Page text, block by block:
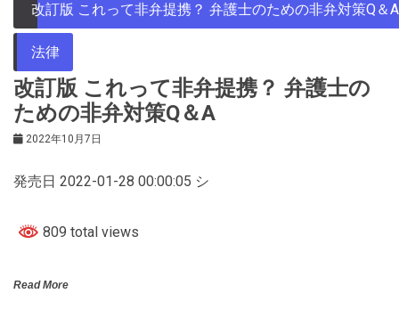
改訂版 これって非弁提携？ 弁護士のための非弁対策Q＆A
法律
改訂版 これって非弁提携？ 弁護士の
ための非弁対策Q＆A
2022年10月7日
発売日 2022-01-28 00:00:05 シ
809 total views
Read More